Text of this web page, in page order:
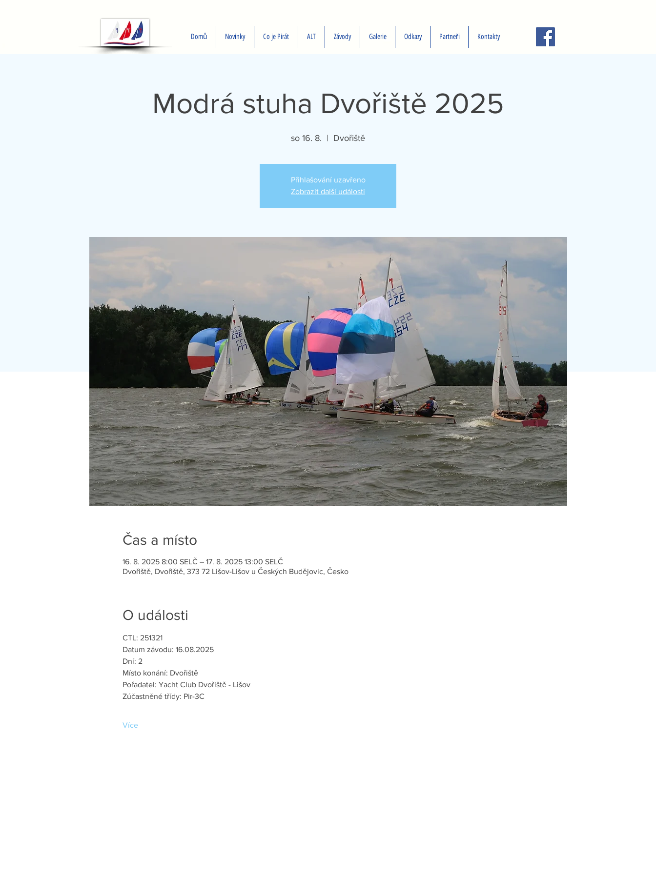
Domů Novinky Co je Pirát ALT Závody Galerie Odkazy Partneři Kontakty
Modrá stuha Dvořiště 2025
so 16. 8.
  |
Dvořiště
Přihlašování uzavřeno
Zobrazit další události
Čas a místo
16. 8. 2025 8:00 SELČ – 17. 8. 2025 13:00 SELČ
Dvořiště, Dvořiště, 373 72 Lišov-Lišov u Českých Budějovic, Česko
O události
CTL: 251321
Datum závodu: 16.08.2025
Dní: 2
Místo konání: Dvořiště
Pořadatel: Yacht Club Dvořiště - Lišov
Zúčastněné třídy: Pir-3C
Více